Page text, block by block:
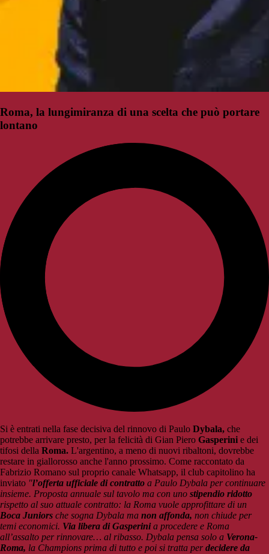
Roma, la lungimiranza di una scelta che può portare
lontano
Si è entrati nella fase decisiva del rinnovo di Paulo Dybala, che
potrebbe arrivare presto, per la felicità di Gian Piero Gasperini e dei
tifosi della Roma. L'argentino, a meno di nuovi ribaltoni, dovrebbe
restare in giallorosso anche l'anno prossimo. Come raccontato da
Fabrizio Romano sul proprio canale Whatsapp, il club capitolino ha
inviato "l’offerta ufficiale di contratto a Paulo Dybala per continuare
insieme. Proposta annuale sul tavolo ma con uno stipendio ridotto
rispetto al suo attuale contratto: la Roma vuole approfittare di un
Boca Juniors che sogna Dybala ma non affonda, non chiude per
temi economici. Via libera di Gasperinia procedere e Roma
all’assalto per rinnovare… al ribasso. Dybala pensa solo a Verona-
Roma, la Champions prima di tutto e poi si tratta perdecidere da